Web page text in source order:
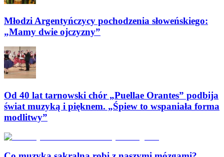
Młodzi Argentyńczycy pochodzenia słoweńskiego:
„Mamy dwie ojczyzny”
Od 40 lat tarnowski chór „Puellae Orantes” podbija
świat muzyką i pięknem. „Śpiew to wspaniała forma
modlitwy”